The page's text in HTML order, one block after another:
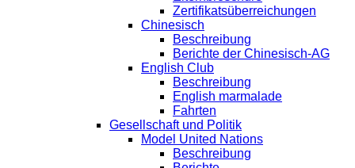
Zertifikatsüberreichungen
Chinesisch
Beschreibung
Berichte der Chinesisch-AG
English Club
Beschreibung
English marmalade
Fahrten
Gesellschaft und Politik
Model United Nations
Beschreibung